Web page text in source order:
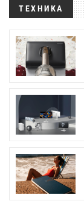
ТЕХНИКА